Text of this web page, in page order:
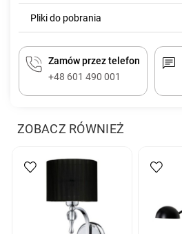
Pliki do pobrania
Zamów przez telefon
+48 601 490 001
ZOBACZ RÓWNIEŻ